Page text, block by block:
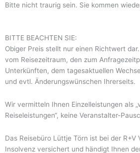
Bitte nicht traurig sein. Sie kommen
BITTE BEACHTEN SIE:
Obiger Preis stellt nur einen Richtwert
vom Reisezeitraum, den zum
Unterkünften, dem tagesaktuellen
und evtl. Änderungswünschen Ihrerseits.
Wir vermitteln Ihnen Einzelleistungen als
Reiseleistungen“, keine Veranstalter-
Das Reisebüro Lüttje Törn ist bei der R+V
Insolvenz versichert und händigt Ihnen